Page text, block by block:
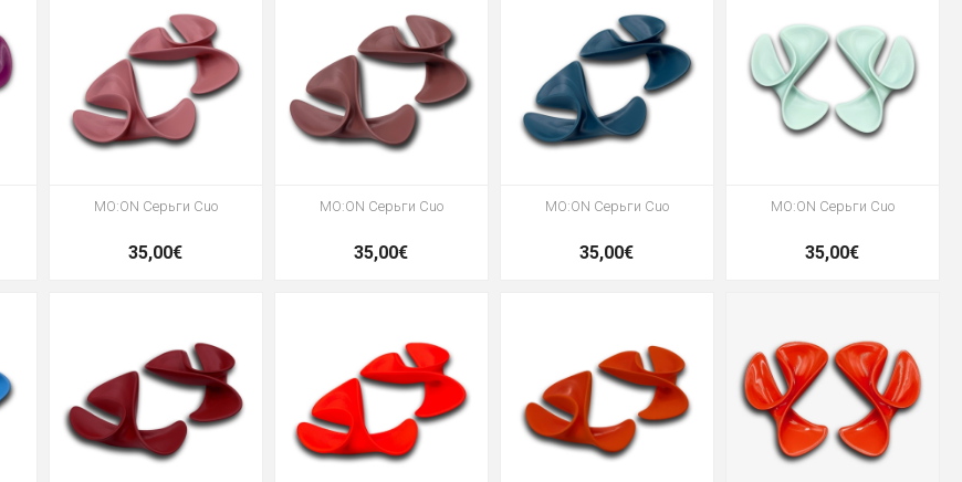
MO:ON Серьги Cuo
35,00€
MO:ON Серьги Cuo
35,00€
MO:ON Серьги Cuo
35,00€
MO:ON Серьги Cuo
35,00€